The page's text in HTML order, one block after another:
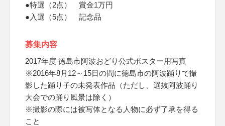
●特選（2点） 賞金1万円
●入選（5点） 記念品
募集内容
2017年度 徳島市阿波おどり公式ポスター用写真
※2016年8月12～15日の間に徳島市の阿波踊りで撮
影した踊り子の未発表作品（ただし、選抜阿波踊り
大会での踊り風景は除く）
※撮影の際には被写体となる人物に必ず了承を得る
こと